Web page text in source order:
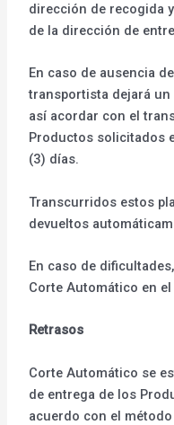
dirección de recogida
de la dirección de
En caso de ausencia
transportista dejará un
así acordar con el
Productos solicitados
(3) días.
Transcurridos estos
devueltos
En caso de
Corte Automático en
Retrasos
Corte Automático se
de entrega de los
acuerdo con el